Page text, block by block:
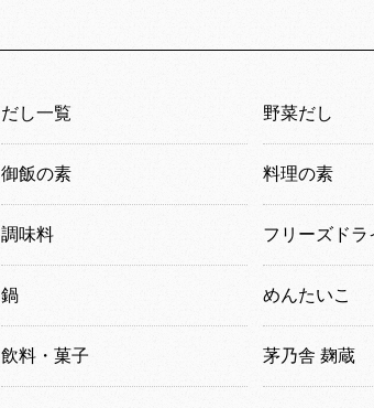
だし一覧 野菜だし
御飯の素 料理の素
調味料 フリーズドラ
鍋 めんたいこ
飲料・菓子 茅乃舎 麹蔵